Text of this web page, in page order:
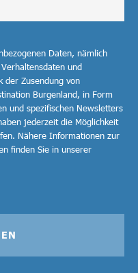
Daten, nämlich
und
der Zusendung von
Burgenland, in Form
und spezifischen Newsletters
jederzeit die Möglichkeit
Nähere Informationen zur
finden Sie in unserer